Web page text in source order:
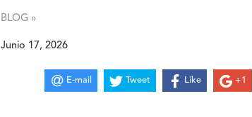
BLOG »
Junio 17, 2026
E-mail Tweet Like +1